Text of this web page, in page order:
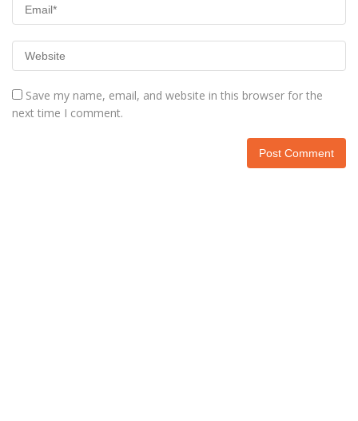
Save my name, email, and website in this browser for the
next time I comment.